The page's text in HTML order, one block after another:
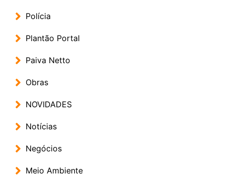
Polícia
Plantão Portal
Paiva Netto
Obras
NOVIDADES
Notícias
Negócios
Meio Ambiente